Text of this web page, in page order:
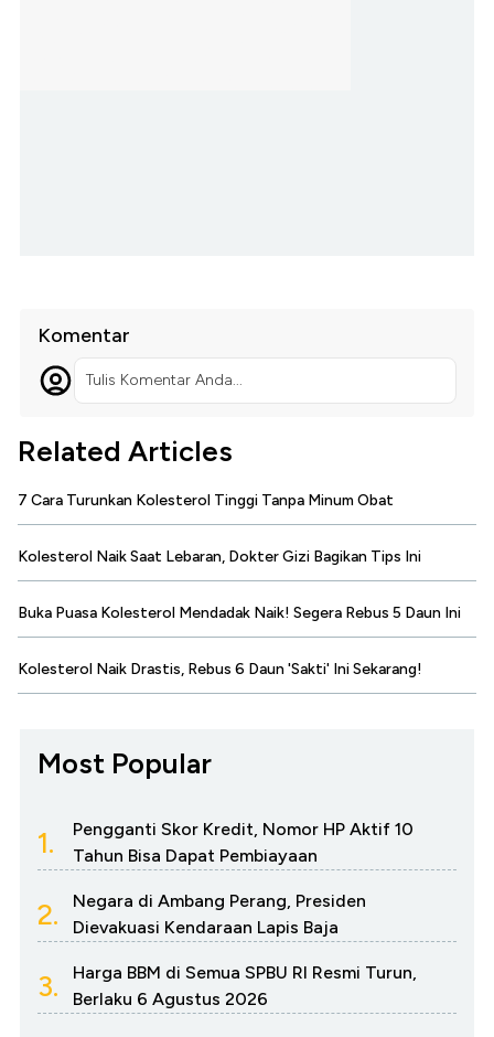
Komentar
Tulis Komentar Anda...
Related Articles
7 Cara Turunkan Kolesterol Tinggi Tanpa Minum Obat
Kolesterol Naik Saat Lebaran, Dokter Gizi Bagikan Tips Ini
Buka Puasa Kolesterol Mendadak Naik! Segera Rebus 5 Daun Ini
Kolesterol Naik Drastis, Rebus 6 Daun 'Sakti' Ini Sekarang!
Most Popular
1.
Pengganti Skor Kredit, Nomor HP Aktif 10
Tahun Bisa Dapat Pembiayaan
2.
Negara di Ambang Perang, Presiden
Dievakuasi Kendaraan Lapis Baja
3.
Harga BBM di Semua SPBU RI Resmi Turun,
Berlaku 6 Agustus 2026